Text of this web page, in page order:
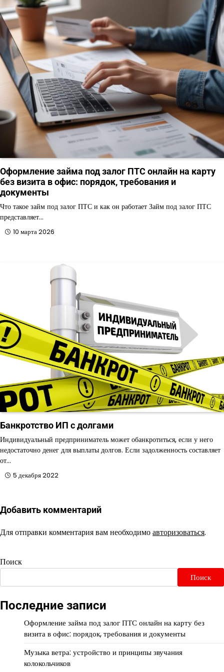
Оформление займа под залог ПТС онлайн на карту
без визита в офис: порядок, требования и
документы
Что такое займ под залог ПТС и как он работает Займ под залог ПТС
представляет…
10 марта 2026
Банкротство ИП с долгами
Индивидуальный предприниматель может обанкротиться, если у него
недостаточно денег для выплаты долгов. Если задолженность составляет
от…
5 декабря 2022
Добавить комментарий
Для отправки комментария вам необходимоавторизоваться.
Поиск
Поиск
Последние записи
Оформление займа под залог ПТС онлайн на карту без
визита в офис: порядок, требования и документы
Музыка ветра: устройство и принципы звучания
колокольчиков